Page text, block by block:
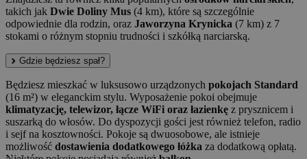
takich jak Dwie Doliny Mus (4 km), które są szczególnie
odpowiednie dla rodzin, oraz Jaworzyna Krynicka (7 km) z 7
stokami o różnym stopniu trudności i szkółką narciarską.
Gdzie będziesz spał?
Będziesz mieszkać w luksusowo urządzonych pokojach Standard
(16 m²) w eleganckim stylu. Wyposażenie pokoi obejmuje
klimatyzację, telewizor, łącze WiFi oraz łazienkę z prysznicem i
suszarką do włosów. Do dyspozycji gości jest również telefon, radio
i sejf na kosztowności. Pokoje są dwuosobowe, ale istnieje
możliwość dostawienia dodatkowego łóżka za dodatkową opłatą.